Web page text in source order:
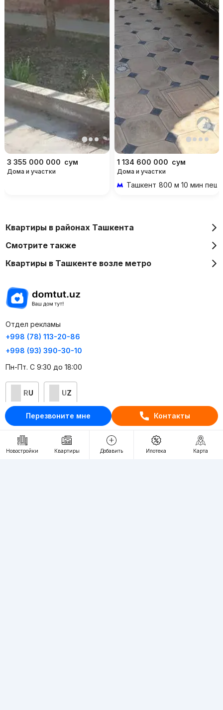
Перезвоните мне Контакты
3 355 000 000 сум
Дома и участки
1 134 600 000 сум
Дома и участки
Ташкент 800 м 10 мин
Новостройки Квартиры Добавить Ипотека Карта
Квартиры в районах Ташкента
Смотрите также
Квартиры в Ташкенте возле метро
Отдел рекламы
+998 (78) 113-20-86
+998 (93) 390-30-10
Пн-Пт. С 9:30 до 18:00
RU UZ
Контакты
О проекте
Проект компании Webnow ©